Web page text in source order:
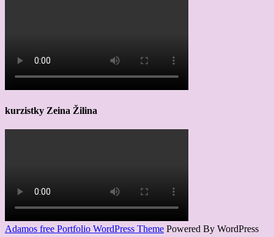
kurzistky Zeina Žilina
Adamos free Portfolio WordPress Theme Powered By WordPress